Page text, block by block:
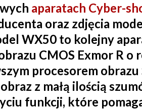
aparatach Cyber-
oraz zdjęcia
WX50 to kolejny
CMOS Exmor R o
procesorem
z małą ilością
funkcji, które